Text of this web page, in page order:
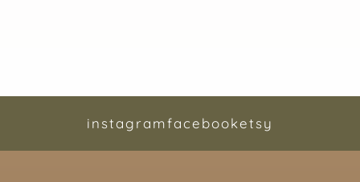
instagramfacebooketsy